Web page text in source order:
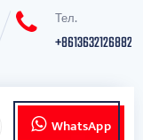
Тел.
+8613632126882
WhatsApp